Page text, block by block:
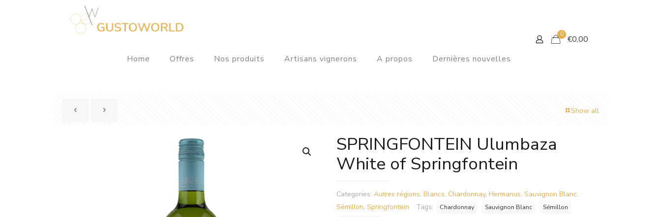
Home Offres Nos produits Artisans vignerons A propos Dernières nouvelles
0 €0,00
Show all
SPRINGFONTEIN Ulumbaza
White of Springfontein
Categories: Autres régions, Blancs, Chardonnay, Hermanus, Sauvignon Blanc,
Sémillon, Springfontein Tags: Chardonnay Sauvignon Blanc
Sémillon